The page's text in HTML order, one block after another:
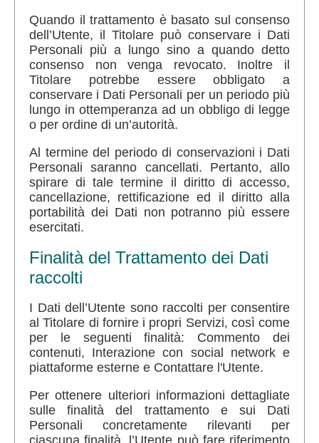
Quando il trattamento è basato sul consenso
dell’Utente, il Titolare può conservare i Dati
Personali più a lungo sino a quando detto
consenso non venga revocato. Inoltre il
Titolare potrebbe essere obbligato a
conservare i Dati Personali per un periodo più
lungo in ottemperanza ad un obbligo di legge
o per ordine di un’autorità.
Al termine del periodo di conservazioni i Dati
Personali saranno cancellati. Pertanto, allo
spirare di tale termine il diritto di accesso,
cancellazione, rettificazione ed il diritto alla
portabilità dei Dati non potranno più essere
esercitati.
Finalità del Trattamento dei Dati
raccolti
I Dati dell’Utente sono raccolti per consentire
al Titolare di fornire i propri Servizi, così come
per le seguenti finalità: Commento dei
contenuti, Interazione con social network e
piattaforme esterne e Contattare l'Utente.
Per ottenere ulteriori informazioni dettagliate
sulle finalità del trattamento e sui Dati
Personali concretamente rilevanti per
ciascuna finalità, l’Utente può fare riferimento